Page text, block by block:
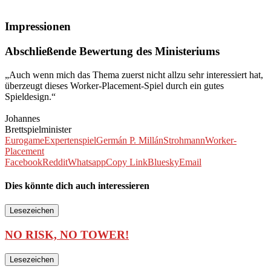
Impressionen
Abschließende Bewertung des Ministeriums
„Auch wenn mich das Thema zuerst nicht allzu sehr interessiert hat,
überzeugt dieses Worker-Placement-Spiel durch ein gutes
Spieldesign.“
Johannes
Brettspielminister
EurogameExpertenspielGermán P. MillánStrohmannWorker-
Placement
FacebookRedditWhatsappCopy LinkBlueskyEmail
Dies könnte dich auch interessieren
Lesezeichen
NO RISK, NO TOWER!
Lesezeichen